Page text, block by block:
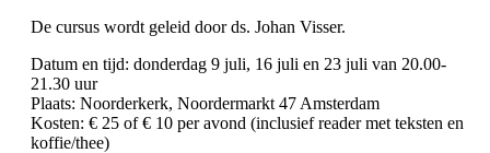
De cursus wordt geleid door ds. Johan Visser.
Datum en tijd: donderdag 9 juli, 16 juli en 23 juli van 20.00-
21.30 uur
Plaats: Noorderkerk, Noordermarkt 47 Amsterdam
Kosten: € 25 of € 10 per avond (inclusief reader met teksten en
koffie/thee)